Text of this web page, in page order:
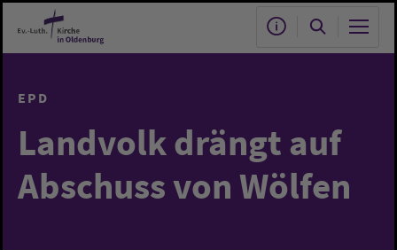
Zum Hauptinhalt springen
EPD
Landvolk drängt auf
Abschuss von Wölfen